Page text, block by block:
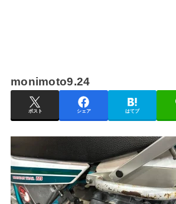
monimoto9.24
ポスト シェア はてブ